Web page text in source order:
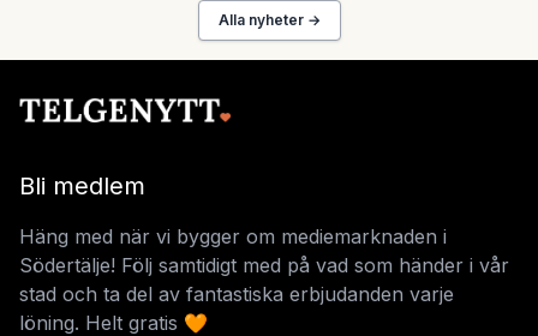
Alla nyheter →
Bli medlem
Häng med när vi bygger om mediemarknaden i
Södertälje! Följ samtidigt med på vad som händer i vår
stad och ta del av fantastiska erbjudanden varje
löning. Helt gratis 🧡